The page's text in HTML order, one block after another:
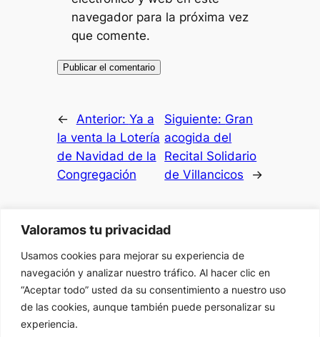
Valoramos tu privacidad
Usamos cookies para mejorar su experiencia de
navegación y analizar nuestro tráfico. Al hacer clic en
“Aceptar todo” usted da su consentimiento a nuestro uso
de las cookies, aunque también puede personalizar su
experiencia.
navegador para la próxima vez
que comente.
← Anterior: Ya a
la venta la Lotería
de Navidad de la
Congregación
Siguiente: Gran
acogida del
Recital Solidario
de Villancicos
→
Caballeros y Damas del Pilar
Acerca de Privacidad Social